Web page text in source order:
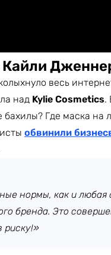
Кайли
весь
над Kylie Cosmetics.
Где маска на
обвинили
нормы, как и любая
бренда. Это
риску!»